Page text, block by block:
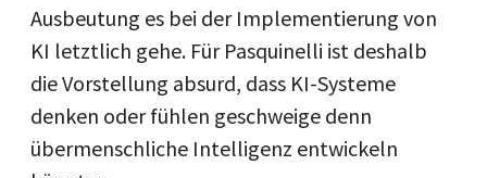
Ausbeutung es bei der Implementierung von
KI letztlich gehe. Für Pasquinelli ist deshalb
die Vorstellung absurd, dass KI-Systeme
denken oder fühlen geschweige denn
übermenschliche Intelligenz entwickeln